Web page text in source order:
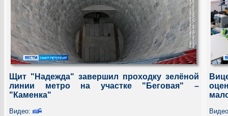
Щит "Надежда" завершил проходку зелёной
линии метро на участке "Беговая" –
"Каменка"
Видео: